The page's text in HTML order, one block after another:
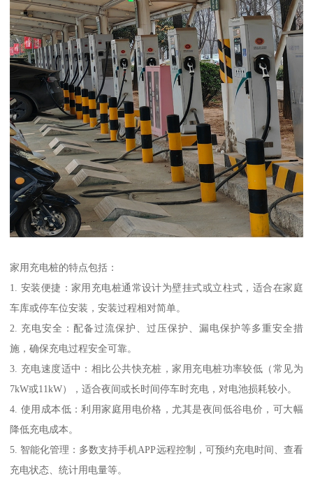
家用充电桩的特点包括：
1. 安装便捷：家用充电桩通常设计为壁挂式或立柱式，适合在家庭
车库或停车位安装，安装过程相对简单。
2. 充电安全：配备过流保护、过压保护、漏电保护等多重安全措
施，确保充电过程安全可靠。
3. 充电速度适中：相比公共快充桩，家用充电桩功率较低（常见为
7kW或11kW），适合夜间或长时间停车时充电，对电池损耗较小。
4. 使用成本低：利用家庭用电价格，尤其是夜间低谷电价，可大幅
降低充电成本。
5. 智能化管理：多数支持手机APP远程控制，可预约充电时间、查看
充电状态、统计用电量等。